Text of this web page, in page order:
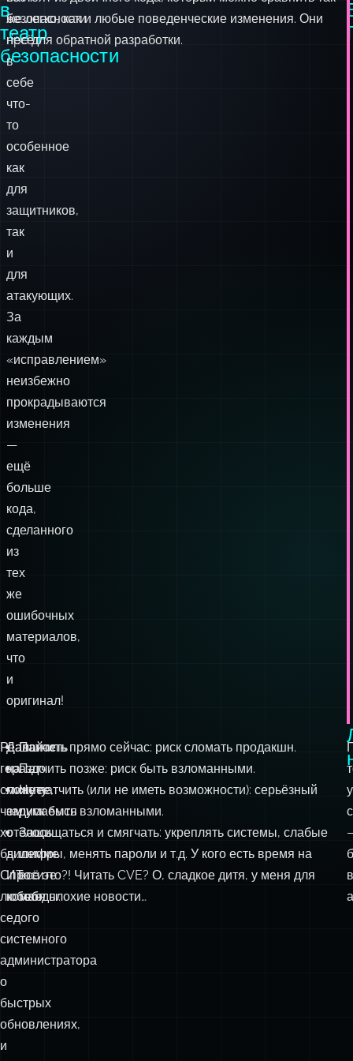
в
театр
безопасности
безопасности
несёт
в
себе
что-
то
особенное
как
для
защитников,
так
и
для
атакующих.
За
каждым
«исправлением»
неизбежно
прокрадываются
изменения
—
ещё
больше
кода,
сделанного
из
тех
же
ошибочных
материалов,
что
и
оригинал!
же легко, как и любые поведенческие изменения. Они
ripe для обратной разработки.
Реальность
гораздо
сложнее,
чем
хотелось
бы.
Спросите
любого
седого
системного
администратора
о
быстрых
обновлениях,
и
Давайте
на
минуту
задумаемся
о
дилемме
ИТ-
команды:
Патчить прямо сейчас: риск сломать продакшн.
Патчить позже: риск быть взломанными.
Не патчить (или не иметь возможности): серьёзный
риск быть взломанными.
Защищаться и смягчать: укреплять системы, слабые
шифры, менять пароли и т.д. У кого есть время на
всё это?! Читать CVE? О, сладкое дитя, у меня для
тебя плохие новости…